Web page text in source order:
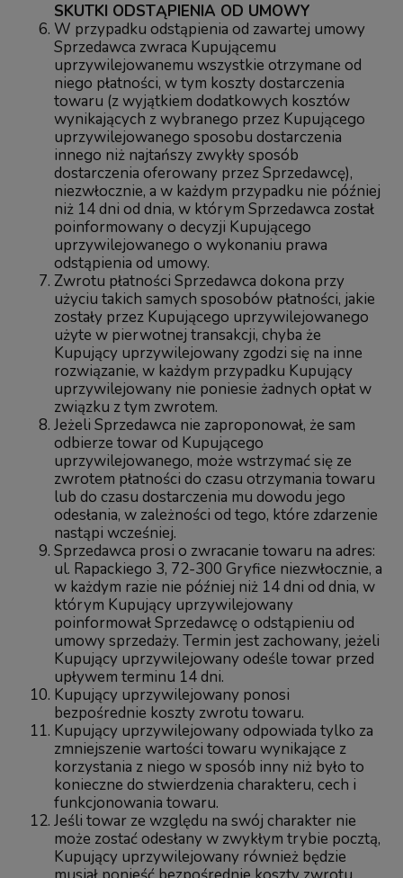
SKUTKI ODSTĄPIENIA OD UMOWY
W przypadku odstąpienia od zawartej umowy
Sprzedawca zwraca Kupującemu
uprzywilejowanemu wszystkie otrzymane od
niego płatności, w tym koszty dostarczenia
towaru (z wyjątkiem dodatkowych kosztów
wynikających z wybranego przez Kupującego
uprzywilejowanego sposobu dostarczenia
innego niż najtańszy zwykły sposób
dostarczenia oferowany przez Sprzedawcę),
niezwłocznie, a w każdym przypadku nie później
niż 14 dni od dnia, w którym Sprzedawca został
poinformowany o decyzji Kupującego
uprzywilejowanego o wykonaniu prawa
odstąpienia od umowy.
Zwrotu płatności Sprzedawca dokona przy
użyciu takich samych sposobów płatności, jakie
zostały przez Kupującego uprzywilejowanego
użyte w pierwotnej transakcji, chyba że
Kupujący uprzywilejowany zgodzi się na inne
rozwiązanie, w każdym przypadku Kupujący
uprzywilejowany nie poniesie żadnych opłat w
związku z tym zwrotem.
Jeżeli Sprzedawca nie zaproponował, że sam
odbierze towar od Kupującego
uprzywilejowanego, może wstrzymać się ze
zwrotem płatności do czasu otrzymania towaru
lub do czasu dostarczenia mu dowodu jego
odesłania, w zależności od tego, które zdarzenie
nastąpi wcześniej.
Sprzedawca prosi o zwracanie towaru na adres:
ul. Rapackiego 3, 72-300 Gryfice niezwłocznie, a
w każdym razie nie później niż 14 dni od dnia, w
którym Kupujący uprzywilejowany
poinformował Sprzedawcę o odstąpieniu od
umowy sprzedaży. Termin jest zachowany, jeżeli
Kupujący uprzywilejowany odeśle towar przed
upływem terminu 14 dni.
Kupujący uprzywilejowany ponosi
bezpośrednie koszty zwrotu towaru.
Kupujący uprzywilejowany odpowiada tylko za
zmniejszenie wartości towaru wynikające z
korzystania z niego w sposób inny niż było to
konieczne do stwierdzenia charakteru, cech i
funkcjonowania towaru.
Jeśli towar ze względu na swój charakter nie
może zostać odesłany w zwykłym trybie pocztą,
Kupujący uprzywilejowany również będzie